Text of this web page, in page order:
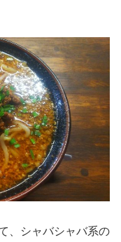
、シャバシャバ系の